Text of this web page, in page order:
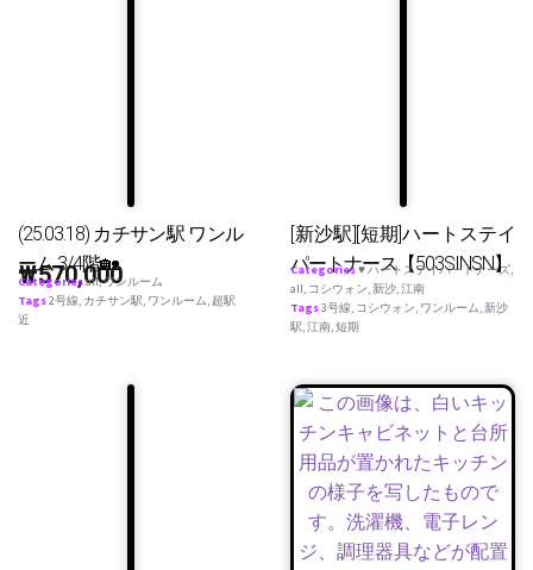
(25.03.18) カチサン駅 ワンル
ーム 3/4階🏡
₩570,000
Categoriesall,ワンルーム
Tags2号線, カチサン駅, ワンルーム, 超駅
近
[新沙駅][短期]ハートステイ
パートナース【503SINSN】
Categories♥ ハートステイパートナーズ,
all, コシウォン,新沙,江南
Tags3号線, コシウォン, ワンルーム,新沙
駅,江南,短期